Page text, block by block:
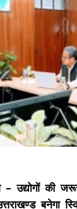
उद्योगों की
बनेगा